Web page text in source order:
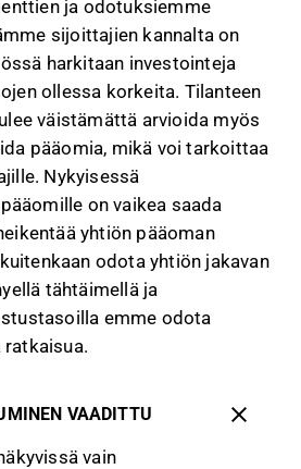
ja odotuksiemme
sijoittajien kannalta on
harkitaan investointeja
ollessa korkeita. Tilanteen
väistämättä arvioida myös
pääomia, mikä voi tarkoittaa
Nykyisessä
on vaikea saada
yhtiön pääoman
odota yhtiön jakavan
tähtäimellä ja
emme odota
ratkaisua.
VAADITTU
vain